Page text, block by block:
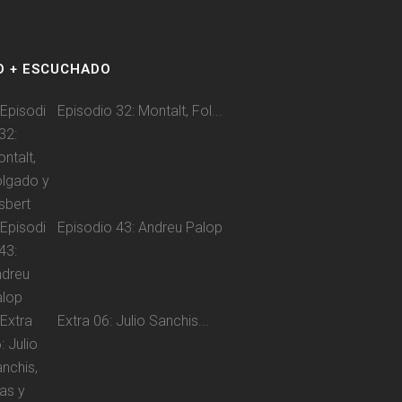
+ ESCUCHADO
Episodio 32: Montalt, Fol...
Episodio 43: Andreu Palop
Extra 06: Julio Sanchis...